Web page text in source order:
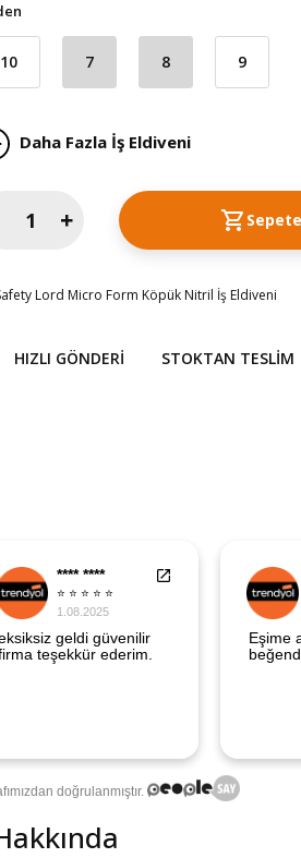
10 7 8 9
Daha Fazla İş Eldiveni
HIZLI GÖNDERI STOKTAN TESLIM